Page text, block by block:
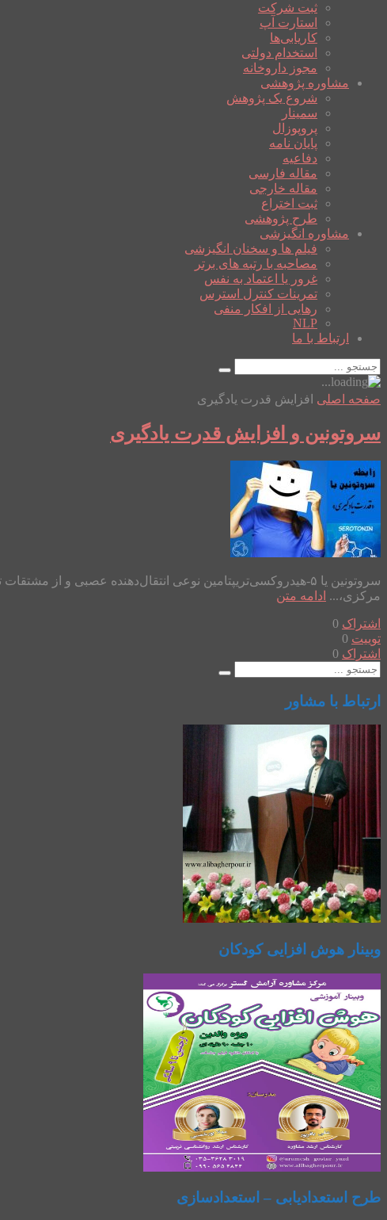
ثبت شرکت
استارت آپ
کاریابی‌ها
استخدام دولتی
مجوز داروخانه
مشاوره پژوهشی
شروع یک پژوهش
سمینار
پروپوزال
پایان نامه
دفاعیه
مقاله فارسی
مقاله خارجی
ثبت اختراع
طرح پژوهشی
مشاوره انگیزشی
فیلم ها و سخنان انگیزشی
مصاحبه با رتبه های برتر
غرور یا اعتماد به نفس
تمرینات کنترل استرس
رهایی از افکار منفی
NLP
ارتباط با ما
صفحه اصلی افزایش قدرت یادگیری
سروتونین و افزایش قدرت یادگیری
سروتونین یا ۵-هیدروکسی‌تریپتامین نوعی انتقال‌دهنده‌ عصبی
مرکزی،... ادامه متن
اشتراک 0
توییت 0
اشتراک 0
ارتباط با مشاور
وبینار هوش افزایی کودکان
طرح استعدادیابی – استعدادسازی